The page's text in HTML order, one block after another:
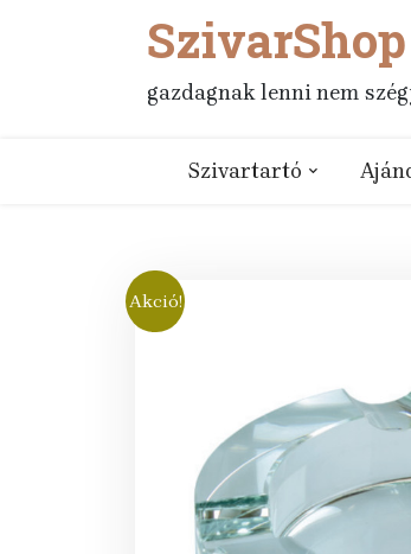
SzivarShop
gazdagnak lenni nem
Szivartartó
Akció!